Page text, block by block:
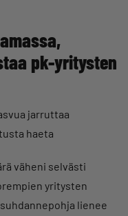
pk-yritysten
jarruttaa
haeta
väheni selvästi
yritysten
lienee